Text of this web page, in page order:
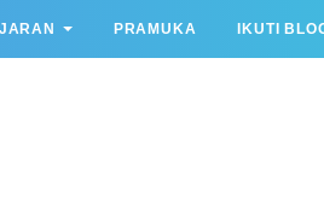
PRAMUKA IKUTI